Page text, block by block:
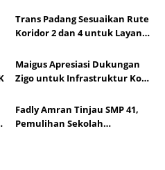
Kota Hildesheim
Trans Padang Sesuaikan Rute
Koridor 2 dan 4 untuk Layani
Maigus Apresiasi Dukungan
Zigo untuk Infrastruktur Kota
Fadly Amran Tinjau SMP 41,
Pemulihan Sekolah